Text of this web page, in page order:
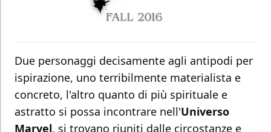
Due personaggi decisamente agli antipodi per
ispirazione, uno terribilmente materialista e
concreto, l'altro quanto di più spirituale e
astratto si possa incontrare nell'Universo
Marvel, si trovano riuniti dalle circostanze e